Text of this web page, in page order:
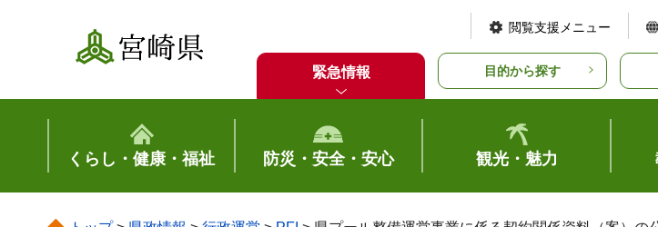
宮崎県
閲覧支援メニュー
緊急情報 目的から探す
くらし・健康・福祉 防災・安全・安心 観光・魅力